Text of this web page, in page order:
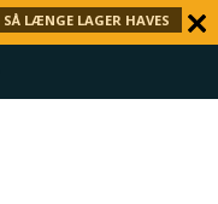
SÅ LÆNGE LAGER HAVES